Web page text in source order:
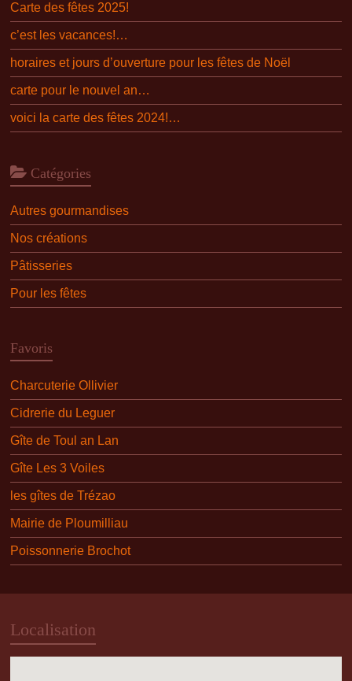
Carte des fêtes 2025!
c’est les vacances!…
horaires et jours d’ouverture pour les fêtes de Noël
carte pour le nouvel an…
voici la carte des fêtes 2024!…
Catégories
Autres gourmandises
Nos créations
Pâtisseries
Pour les fêtes
Favoris
Charcuterie Ollivier
Cidrerie du Leguer
Gîte de Toul an Lan
Gîte Les 3 Voiles
les gîtes de Trézao
Mairie de Ploumilliau
Poissonnerie Brochot
Localisation